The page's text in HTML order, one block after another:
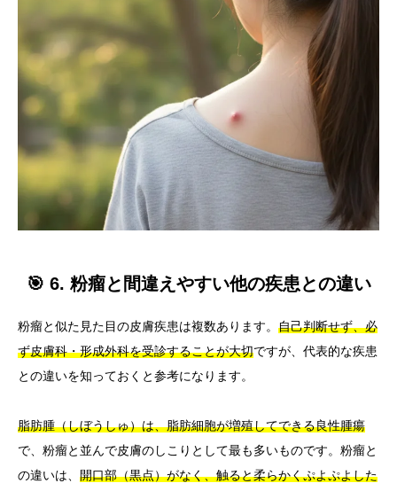
🎯 6. 粉瘤と間違えやすい他の疾患との違い
粉瘤と似た見た目の皮膚疾患は複数あります。 自己判断せず、必
ず皮膚科・形成外科を受診することが大切ですが、代表的な疾患
との違いを知っておくと参考になります。
脂肪腫（しぼうしゅ）は、脂肪細胞が増殖してできる良性腫瘍
で、粉瘤と並んで皮膚のしこりとして最も多いものです。粉瘤と
の違いは、 開口部（黒点）がなく、触ると柔らかくぷよぷよした